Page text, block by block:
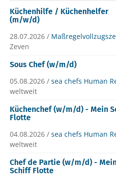
Küchenhilfe / Küchenhelfer
(m/w/d)
28.07.2026 /
Zeven
Sous Chef (w/m/d)
05.08.2026 / sea chefs Human
weltweit
Küchenchef (w/m/d) - Mein
Flotte
04.08.2026 / sea chefs Human
weltweit
Chef de Partie (w/m/d) -
Schiff Flotte